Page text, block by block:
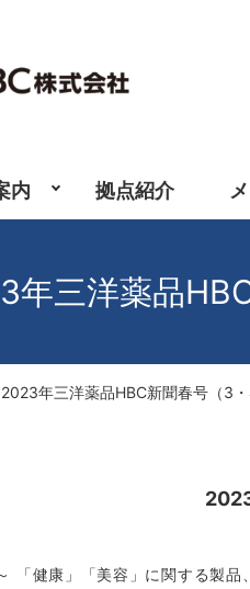
内 拠点紹介
年三洋薬品
2023年三洋薬品HBC新聞春号（3
「健康」「美容」に関する製